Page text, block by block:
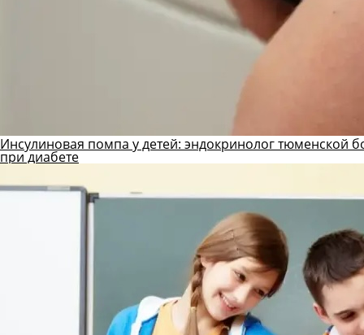
Инсулиновая помпа у детей: эндокринолог тюменской
при диабете